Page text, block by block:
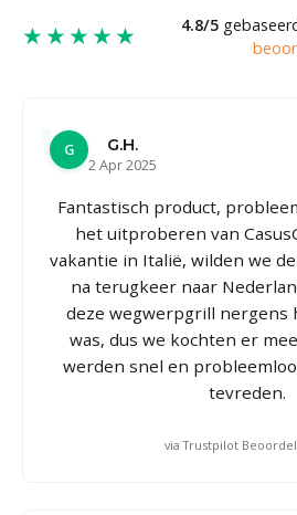
★★★★★ 4.8/5
G
G.H.
2 Apr 2025
Fantastisch product,
het uitproberen van
vakantie in Italië, wilden we
na terugkeer naar
deze wegwerpgrill nergens
was, dus we kochten er
werden snel en
tevreden.
via Trustpilot